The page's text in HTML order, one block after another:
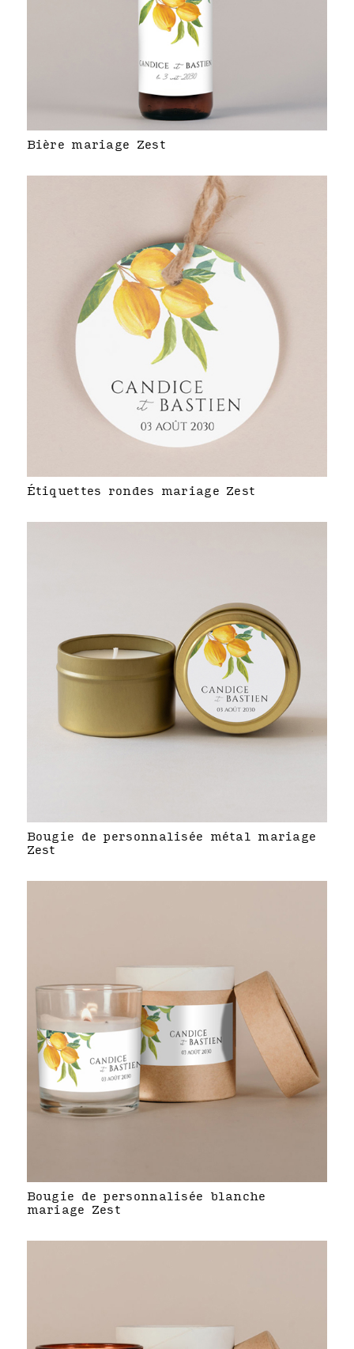
Bière mariage Zest
Étiquettes rondes mariage Zest
Bougie de personnalisée métal mariage
Zest
Bougie de personnalisée blanche
mariage Zest